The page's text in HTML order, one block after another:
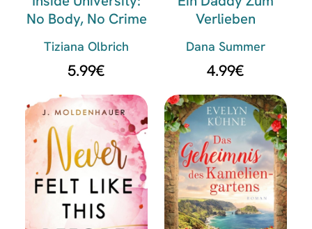
No Body, No Crime
Tiziana Olbrich
5.99€
Verlieben
Dana Summer
4.99€